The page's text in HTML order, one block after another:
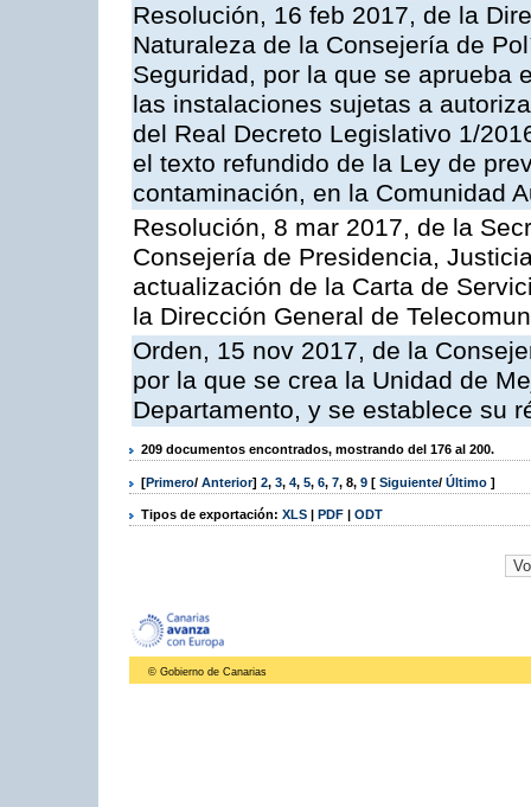
Resolución, 16 feb 2017, de la
Naturaleza de la Consejería de
Seguridad, por la que se aprueba
las instalaciones sujetas a
del Real Decreto Legislativo 1/
el texto refundido de la Ley de
contaminación, en la Comunidad
Resolución, 8 mar 2017, de la
Consejería de Presidencia,
actualización de la Carta de
la Dirección General de
Orden, 15 nov 2017, de la
por la que se crea la Unidad de
Departamento, y se establece su
209 documentos encontrados, mostrando del 176 al 200.
[Primero/ Anterior] 2, 3, 4, 5, 6, 7, 8, 9 [ Siguiente/ Último ]
Tipos de exportación: XLS | PDF | ODT
© Gobierno de Canarias